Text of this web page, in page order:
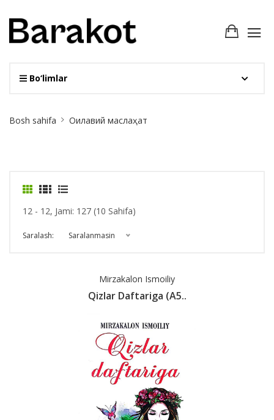
Bo‘limlar
Breadcrumb
Bosh sahifa Оилавий маслаҳат
12 - 12, Jami: 127 (10 Sahifa)
Saralash: Saralanmasin
Mirzakalon Ismoiliy
Qizlar Daftariga (А5..